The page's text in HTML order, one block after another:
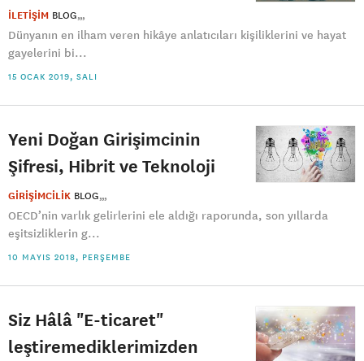
İLETİŞİM BLOG
Dünyanın en ilham veren hikâye anlatıcıları kişiliklerini ve hayat
gayelerini bi...
15 OCAK 2019, SALI
Yeni Doğan Girişimcinin
Şifresi, Hibrit ve Teknoloji
GİRİŞİMCİLİK BLOG
OECD’nin varlık gelirlerini ele aldığı raporunda, son yıllarda
eşitsizliklerin g...
10 MAYIS 2018, PERŞEMBE
Siz Hâlâ "E-ticaret"
leştiremediklerimizden